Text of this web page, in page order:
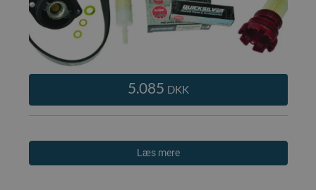
5.085 DKK
Læs mere